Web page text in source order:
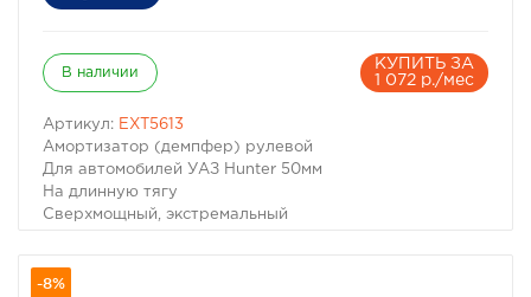
В наличии
КУПИТЬ ЗА
1 072 р./мес
Артикул: EXT5613
Амортизатор (демпфер) рулевой
Для автомобилей УАЗ Hunter 50мм
На длинную тягу
Сверхмощный, экстремальный
-8%